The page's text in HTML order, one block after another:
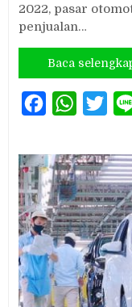
2022, pasar
penjualan…
Baca
Facebook